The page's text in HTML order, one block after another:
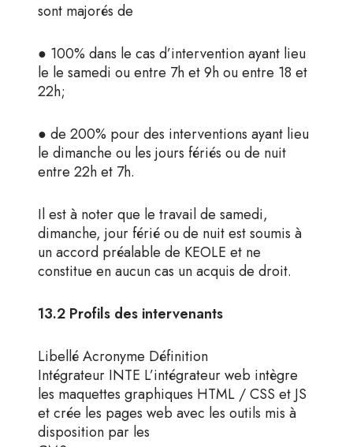
sont majorés de
● 100% dans le cas d’intervention ayant lieu
le le samedi ou entre 7h et 9h ou entre 18 et
22h;
● de 200% pour des interventions ayant lieu
le dimanche ou les jours fériés ou de nuit
entre 22h et 7h.
Il est à noter que le travail de samedi,
dimanche, jour férié ou de nuit est soumis à
un accord préalable de KEOLE et ne
constitue en aucun cas un acquis de droit.
13.2 Profils des intervenants
Libellé Acronyme Définition
Intégrateur INTE L’intégrateur web intègre
les maquettes graphiques HTML / CSS et JS
et crée les pages web avec les outils mis à
disposition par les